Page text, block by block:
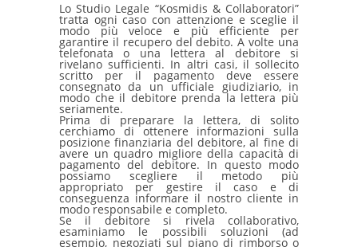
Lo Studio Legale “Kosmidis & Collaboratori”
tratta ogni caso con attenzione e sceglie il
modo più veloce e più efficiente per
garantire il recupero del debito. A volte una
telefonata o una lettera al debitore si
rivelano sufficienti. In altri casi, il sollecito
scritto per il pagamento deve essere
consegnato da un ufficiale giudiziario, in
modo che il debitore prenda la lettera più
seriamente.
Prima di preparare la lettera, di solito
cerchiamo di ottenere informazioni sulla
posizione finanziaria del debitore, al fine di
avere un quadro migliore della capacità di
pagamento del debitore. In questo modo
possiamo scegliere il metodo più
appropriato per gestire il caso e di
conseguenza informare il nostro cliente in
modo responsabile e completo.
Se il debitore si rivela collaborativo,
esaminiamo le possibili soluzioni (ad
esempio, negoziati sul piano di rimborso o